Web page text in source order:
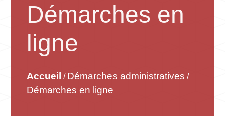
Démarches en
ligne
Accueil / Démarches administratives /
Démarches en ligne